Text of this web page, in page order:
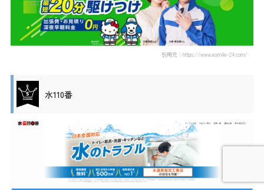
引用元：https://www.esmile-24.com/
水110番